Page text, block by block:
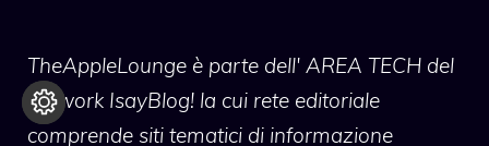
TheAppleLounge è parte dell' AREA TECH del
network IsayBlog! la cui rete editoriale
comprende siti tematici di informazione